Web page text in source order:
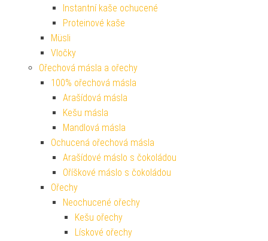
Instantní kaše ochucené
Proteinové kaše
Müsli
Vločky
Ořechová másla a ořechy
100% ořechová másla
Arašídová másla
Kešu másla
Mandlová másla
Ochucená ořechová másla
Arašídové máslo s čokoládou
Oříškové máslo s čokoládou
Ořechy
Neochucené ořechy
Kešu ořechy
Lískové ořechy